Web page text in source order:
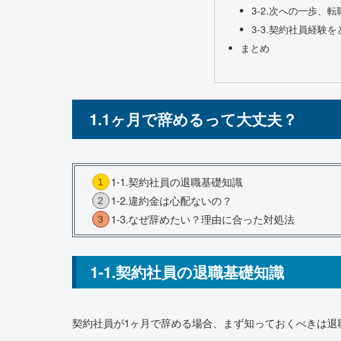
3-2.次への一歩、転
3-3.契約社員経験を
まとめ
1.1ヶ月で辞めるって大丈夫？
1-1.契約社員の退職基礎知識
1-2.違約金は心配ないの？
1-3.なぜ辞めたい？理由に合った対処法
1-1.契約社員の退職基礎知識
契約社員が1ヶ月で辞める場合、まず知っておくべきは退